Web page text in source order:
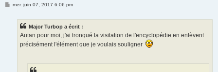
Mmer. juin 07, 2017 6:06 pm
Major Turbop a écrit :
Autan pour moi, j'ai tronqué la visitation de l'encyclopédie en enlèvent
précisément l'élément que je voulais souligner